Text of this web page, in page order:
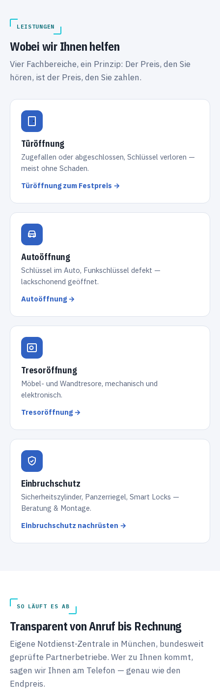
LEISTUNGEN
Wobei wir Ihnen helfen
Vier Fachbereiche, ein Prinzip: Der Preis, den Sie
hören, ist der Preis, den Sie zahlen.
Türöffnung
Zugefallen oder abgeschlossen, Schlüssel verloren —
meist ohne Schaden.
Türöffnung zum Festpreis →
Autoöffnung
Schlüssel im Auto, Funkschlüssel defekt —
lackschonend geöffnet.
Autoöffnung →
Tresoröffnung
Möbel- und Wandtresore, mechanisch und
elektronisch.
Tresoröffnung →
Einbruchschutz
Sicherheitszylinder, Panzerriegel, Smart Locks —
Beratung & Montage.
Einbruchschutz nachrüsten →
SO LÄUFT ES AB
Transparent von Anruf bis Rechnung
Eigene Notdienst-Zentrale in München, bundesweit
geprüfte Partnerbetriebe. Wer zu Ihnen kommt,
sagen wir Ihnen am Telefon — genau wie den
Endpreis.